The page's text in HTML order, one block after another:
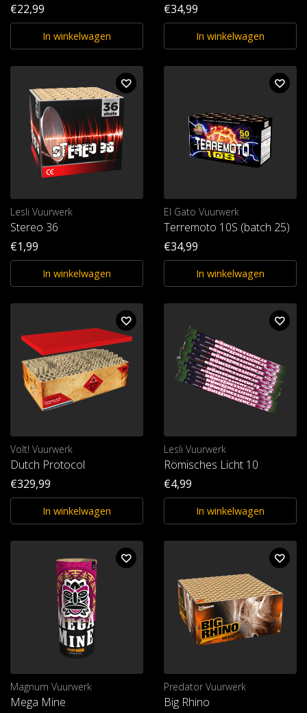
€22,99
In winkelwagen
€34,99
In winkelwagen
Lesli Vuurwerk
Stereo 36
€1,99
In winkelwagen
El Gato Vuurwerk
Terremoto 10S (batch 25)
€34,99
In winkelwagen
Volt! Vuurwerk
Dutch Protocol
€329,99
In winkelwagen
Lesli Vuurwerk
Römisches Licht 10
€4,99
In winkelwagen
Magnum Vuurwerk
Mega Mine
Predator Vuurwerk
Big Rhino